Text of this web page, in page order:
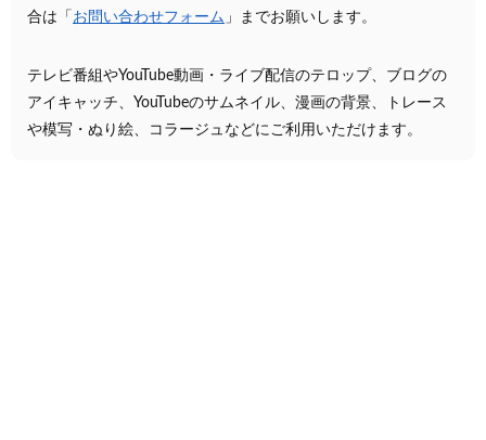
合は「 お問い合わせフォーム 」までお願いします。
テレビ番組やYouTube動画・ライブ配信のテロップ、ブログの
アイキャッチ、YouTubeのサムネイル、漫画の背景、トレース
や模写・ぬり絵、コラージュなどにご利用いただけます。